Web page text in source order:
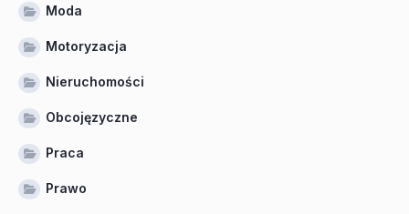
Moda
Motoryzacja
Nieruchomości
Obcojęzyczne
Praca
Prawo